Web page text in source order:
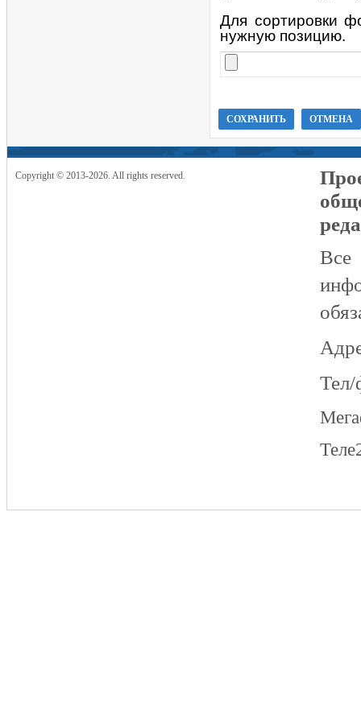
Для сортировки
нужную позицию.
Copyright © 2013-2026. All rights reserved.